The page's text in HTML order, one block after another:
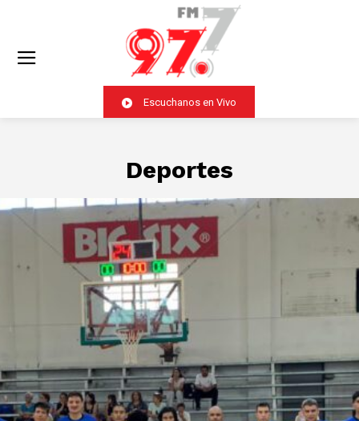
Escuchanos en Vivo
Deportes